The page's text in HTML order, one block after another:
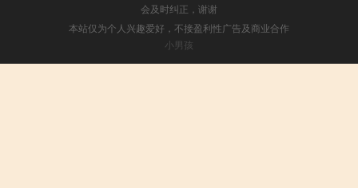
会及时纠正，谢谢
本站仅为个人兴趣爱好，不接盈利性广告及商业合作
小男孩